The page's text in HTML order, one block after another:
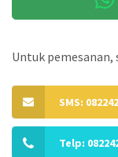
Untuk
SMS:
Telp: